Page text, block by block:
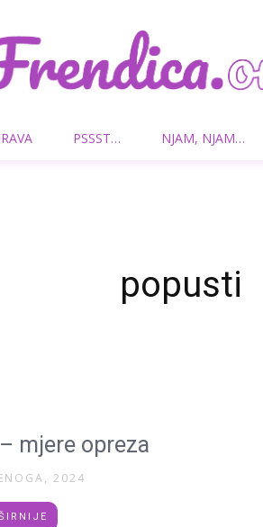
Frendica.online
PSSST… NJAM, NJAM…
popusti
mjere opreza
2024